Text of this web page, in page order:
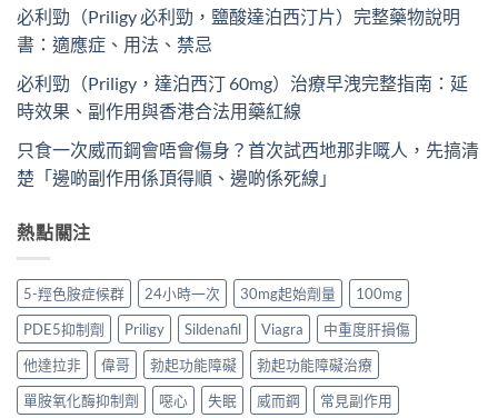
必利勁（Priligy 必利勁，鹽酸達泊西汀片）完整藥物說明
書：適應症、用法、禁忌
必利勁（Priligy，達泊西汀 60mg）治療早洩完整指南：延
時效果、副作用與香港合法用藥紅線
只食一次威而鋼會唔會傷身？首次試西地那非嘅人，先搞清
楚「邊啲副作用係頂得順、邊啲係死線」
熱點關注
5-羥色胺症候群 24小時一次 30mg起始劑量
100mg
PDE5抑制劑
Priligy Sildenafil Viagra
中重度肝損傷
他達拉非
偉哥 勃起功能障礙
勃起功能障礙治療
單胺氧化酶抑制劑
噁心 失眠 威而鋼 常見副作用